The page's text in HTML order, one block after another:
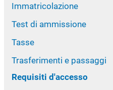
Immatricolazione
Test di ammissione
Tasse
Trasferimenti e passaggi
Requisiti d'accesso